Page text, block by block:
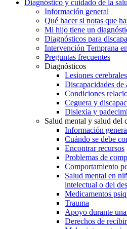
Diagnóstico y cuidado de la
Información general
Qué hacer si notas que
Mi hijo tiene un
Diagnósticos para
Intervención Temprana
Preguntas frecuentes
Diagnósticos
Lesiones cerebrales
Discapacidades de
Condiciones
Ceguera y
Dislexia y
Salud mental y salud del
Información
Cuándo se debe
Encontrar recursos
Problemas de
Comportamiento
Salud mental en
intelectual o del
Medicamentos
Trauma
Apoyo durante
Derechos de